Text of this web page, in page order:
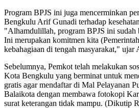
Program BPJS ini juga mencerminkan
Bengkulu Arif Gunadi terhadap
"Alhamdulillah, program BPJS ini sudah
Ini merupakan komitmen kita
kebahagiaan di tengah masyarakat," ujar
Sebelumnya, Pemkot telah melakukan
Kota Bengkulu yang berminat untuk
gratis agar mendaftar di Mal Pelayanan
Balaikota dengan membawa fotokopi
surat keterangan tidak mampu. (Dikutip